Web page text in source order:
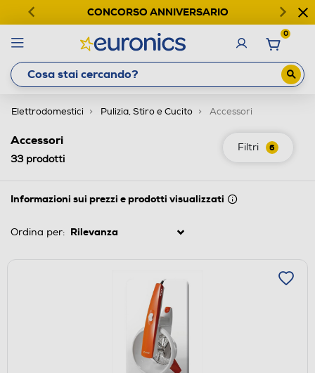
CONCORSO ANNIVERSARIO
0
Elettrodomestici Pulizia, Stiro e Cucito Accessori
Filtri 6
Accessori
33prodotti
Informazioni sui prezzi e prodotti visualizzati
Ordina per: